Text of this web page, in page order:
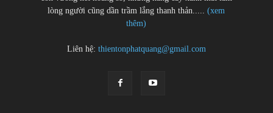
lòng người cũng dần trầm lắng thanh thản.....(xem
thêm)
Liên hệ: thientonphatquang@gmail.com